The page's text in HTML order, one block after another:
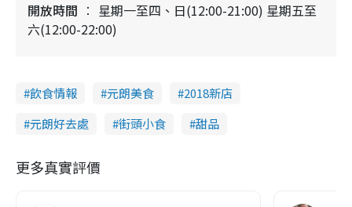
開放時間
星期一至四、日(12:00-21:00) 星期五至
六(12:00-22:00)
飲食情報 元朗美食
2018新店
元朗好去處
街頭小食 甜品
更多真實評價